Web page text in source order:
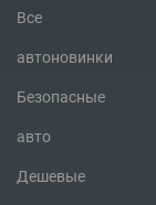
Все
автоновинки
Безопасные
авто
Дешевые